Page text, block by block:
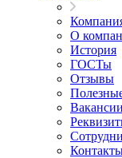
О
История
ГОСТы
Отзывы
Вакансии